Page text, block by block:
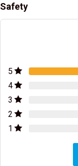
Safety
5
4
3
2
1